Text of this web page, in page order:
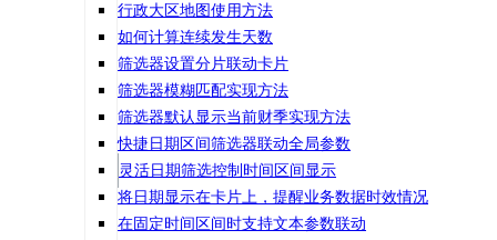
行政大区地图使用方法
如何计算连续发生天数
筛选器设置分片联动卡片
筛选器模糊匹配实现方法
筛选器默认显示当前财季实现方法
快捷日期区间筛选器联动全局参数
灵活日期筛选控制时间区间显示
将日期显示在卡片上，提醒业务数据时效情况
在固定时间区间时支持文本参数联动